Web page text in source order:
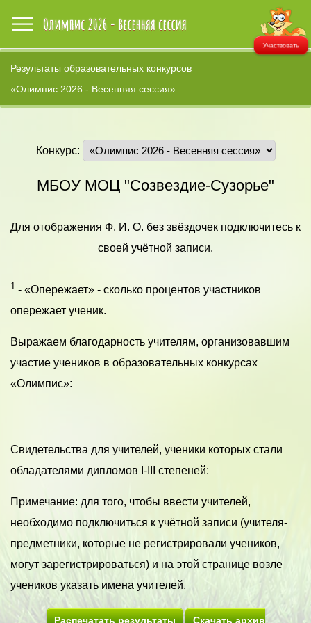
Участвовать
Результаты образовательных конкурсов
«Олимпис 2026 - Весенняя сессия»
Конкурс:
МБОУ МОЦ "Созвездие-Сузорье"
Для отображения Ф. И. О. без звёздочек подключитесь к
своей учётной записи.
1 - «Опережает» - сколько процентов участников
опережает ученик.
Выражаем благодарность учителям, организовавшим
участие учеников в образовательных конкурсах
«Олимпис»:
Свидетельства для учителей, ученики которых стали
обладателями дипломов I-III степеней:
Примечание: для того, чтобы ввести учителей,
необходимо подключиться к учётной записи (учителя-
предметники, которые не регистрировали учеников,
могут зарегистрироваться) и на этой странице возле
учеников указать имена учителей.
Распечатать результаты Скачать архив